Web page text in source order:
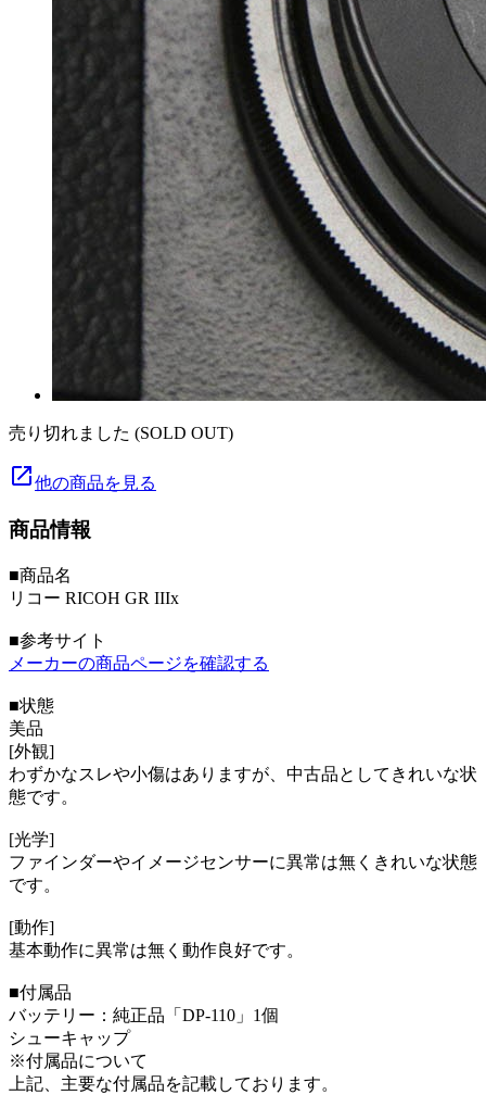
売り切れました (SOLD OUT)
launch他の商品を見る
商品情報
■商品名
リコー RICOH GR IIIx
■参考サイト
メーカーの商品ページを確認する
■状態
美品
[外観]
わずかなスレや小傷はありますが、中古品としてきれいな状
態です。
[光学]
ファインダーやイメージセンサーに異常は無くきれいな状態
です。
[動作]
基本動作に異常は無く動作良好です。
■付属品
バッテリー：純正品「DP-110」1個
シューキャップ
※付属品について
上記、主要な付属品を記載しております。